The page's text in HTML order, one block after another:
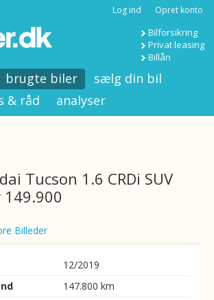
Log ind Opret konto
Bilforsikring
Privat leasing
Billån
brugte biler
sælg din bil
& råd analyser
Tucson 1.6 CRDi SUV
149.900
Billeder
12/2019
147.800 km